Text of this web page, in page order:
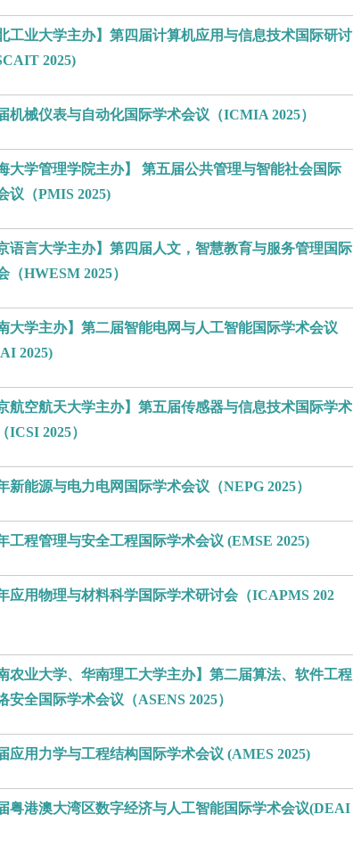
工业大学主办】第四届计算机应用与信息技术国际研讨
2025)
机械仪表与自动化国际学术会议（ICMIA 2025）
大学管理学院主办】 第五届公共管理与智能社会国际
议（PMIS 2025)
语言大学主办】第四届人文，智慧教育与服务管理国际
（HWESM 2025）
大学主办】第二届智能电网与人工智能国际学术会议
2025)
航空航天大学主办】第五届传感器与信息技术国际学术
ICSI 2025）
新能源与电力电网国际学术会议（NEPG 2025）
工程管理与安全工程国际学术会议 (EMSE 2025)
应用物理与材料科学国际学术研讨会（ICAPMS 202
农业大学、华南理工大学主办】第二届算法、软件工程
安全国际学术会议（ASENS 2025）
应用力学与工程结构国际学术会议 (AMES 2025)
粤港澳大湾区数字经济与人工智能国际学术会议(DEAI